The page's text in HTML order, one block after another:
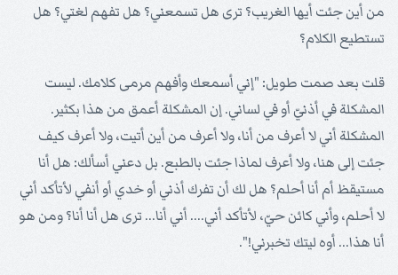
من أين جئت أيها الغريب؟ ترى هل تسمعني؟ هل تفهم لغتي؟ هل
تستطيع الكلام؟
قلت بعد صمت طويل: "إني أسمعك وأفهم مرمى كلامك. ليست
المشكلة في أذنيّ أو في لساني. إن المشكلة أعمق من هذا بكثير.
المشكلة أني لا أعرف من أنا، ولا أعرف من أين أتيت، ولا أعرف كيف
جئت إلى هنا، ولا أعرف لماذا جئت بالطبع. بل دعني أسألك: هل أنا
مستيقظ أم أنا أحلم؟ هل لك أن تفرك أذني أو خدي أو أنفي لأتأكد أني
لا أحلم، وأني كائن حيّ، لأتأكد أني.... أني أنا... ترى هل أنا أنا؟ ومن هو
أنا هذا... أوه ليتك تخبرني!".